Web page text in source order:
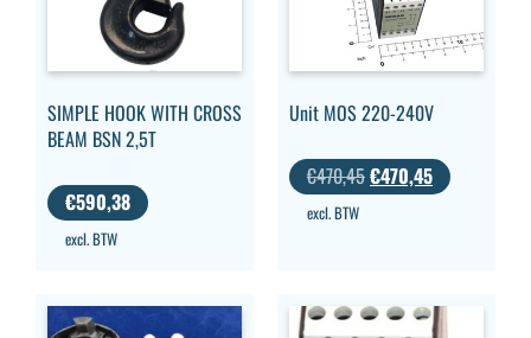
SIMPLE HOOK WITH CROSS
BEAM BSN 2,5T
€590,38
excl. BTW
Unit MOS 220-240V
€470,45€470,45
excl. BTW